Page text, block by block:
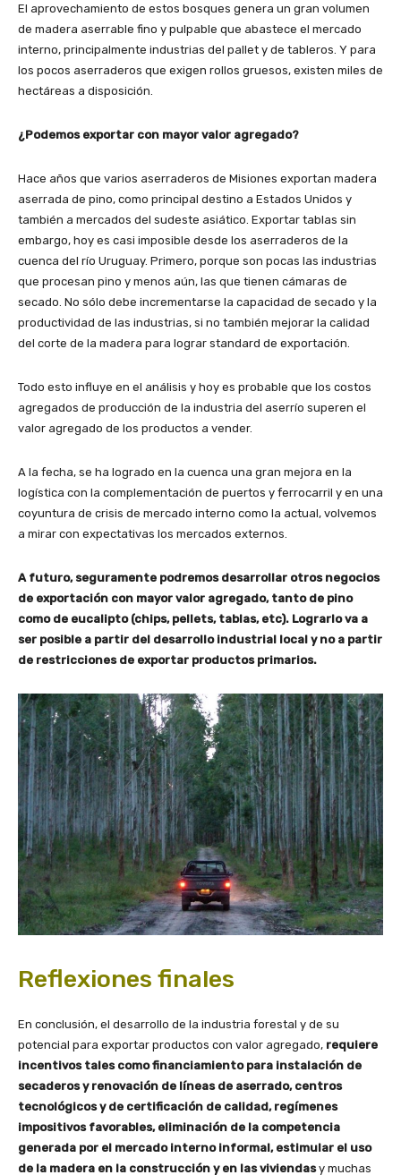
El aprovechamiento de estos bosques genera un gran volumen
de madera aserrable fino y pulpable que abastece el mercado
interno, principalmente industrias del pallet y de tableros. Y para
los pocos aserraderos que exigen rollos gruesos, existen miles de
hectáreas a disposición.
¿Podemos exportar con mayor valor agregado?
Hace años que varios aserraderos de Misiones exportan madera
aserrada de pino, como principal destino a Estados Unidos y
también a mercados del sudeste asiático. Exportar tablas sin
embargo, hoy es casi imposible desde los aserraderos de la
cuenca del río Uruguay. Primero, porque son pocas las industrias
que procesan pino y menos aún, las que tienen cámaras de
secado. No sólo debe incrementarse la capacidad de secado y la
productividad de las industrias, si no también mejorar la calidad
del corte de la madera para lograr standard de exportación.
Todo esto influye en el análisis y hoy es probable que los costos
agregados de producción de la industria del aserrío superen el
valor agregado de los productos a vender.
A la fecha, se ha logrado en la cuenca una gran mejora en la
logística con la complementación de puertos y ferrocarril y en una
coyuntura de crisis de mercado interno como la actual, volvemos
a mirar con expectativas los mercados externos.
A futuro, seguramente podremos desarrollar otros negocios
de exportación con mayor valor agregado, tanto de pino
como de eucalipto (chips, pellets, tablas, etc). Lograrlo va a
ser posible a partir del desarrollo industrial local y no a partir
de restricciones de exportar productos primarios.
Reflexiones finales
En conclusión, el desarrollo de la industria forestal y de su
potencial para exportar productos con valor agregado, requiere
incentivos tales como financiamiento para instalación de
secaderos y renovación de líneas de aserrado, centros
tecnológicos y de certificación de calidad, regímenes
impositivos favorables, eliminación de la competencia
generada por el mercado interno informal, estimular el uso
de la madera en la construcción y en las viviendasy muchas